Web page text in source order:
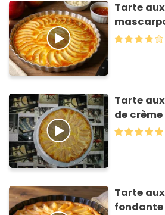
Tarte
Tarte
de
Tarte
fondante